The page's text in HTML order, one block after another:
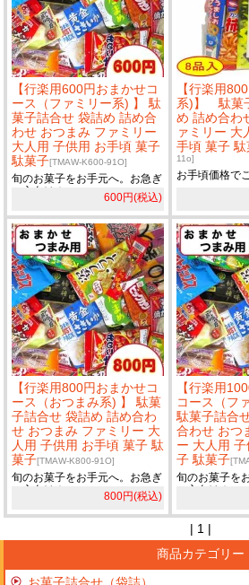
【行楽用600円おまかせコ
ース（ファミリー系) 】 駄
菓子詰合せ 袋詰め 詰め合
わせ おつまみ ファミリー
大人用 子供用 お手頃 菓子
駄菓子[TMAW-K600-91O]
旬のお菓子をお手元へ。お急ぎ
の方向け！
600円(税込)
【行楽用
系)】 駄菓
め 詰め合わ
ァミリー 大
手頃 菓子
11o]
お手頃価格で
【行楽用800円おまかせコ
ース（おつまみ系) 】 駄菓
子詰合せ 袋詰め 詰め合わ
せ おつまみ ファミリー 大
人用 子供用 お手頃 菓子 駄
菓子[TMAW-K800-91O]
旬のお菓子をお手元へ。お急ぎ
の方向け！
800円(税込)
【行楽用
コース（フ
駄菓子詰合
合わせ おつ
ー 大人用
子 駄菓子
旬のお菓子を
の方向け！
| 1 |
商品カテゴリー